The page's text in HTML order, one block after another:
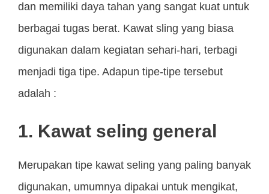
dan memiliki daya tahan yang sangat kuat untuk
berbagai tugas berat. Kawat sling yang biasa
digunakan dalam kegiatan sehari-hari, terbagi
menjadi tiga tipe. Adapun tipe-tipe tersebut
adalah :
1. Kawat seling general
Merupakan tipe kawat seling yang paling banyak
digunakan, umumnya dipakai untuk mengikat,